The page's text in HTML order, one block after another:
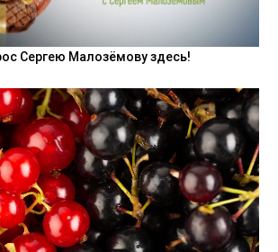
Сергею Малозёмову здесь!